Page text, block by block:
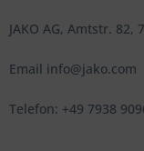
JAKO AG, Amtstr.
Email info@jako.com
Telefon: +49 7938